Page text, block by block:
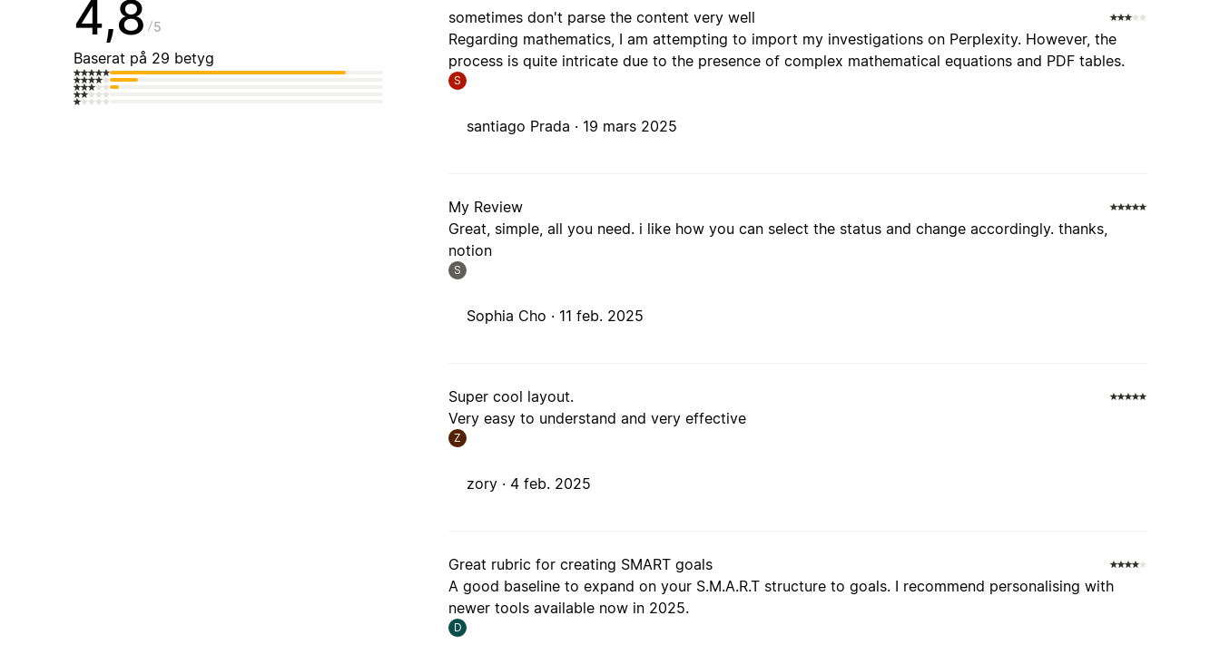
4,8 5
Baserat på 29 betyg
sometimes don't parse the content very well
Regarding mathematics, I am attempting to import my investigations on Perplexity. However, the
process is quite intricate due to the presence of complex mathematical equations and PDF tables.
S
santiago Prada · 19 mars 2025
My Review
Great, simple, all you need. i like how you can select the status and change accordingly. thanks,
notion
S
Sophia Cho · 11 feb. 2025
Super cool layout.
Very easy to understand and very effective
Z
zory · 4 feb. 2025
Great rubric for creating SMART goals
A good baseline to expand on your S.M.A.R.T structure to goals. I recommend personalising with
newer tools available now in 2025.
D